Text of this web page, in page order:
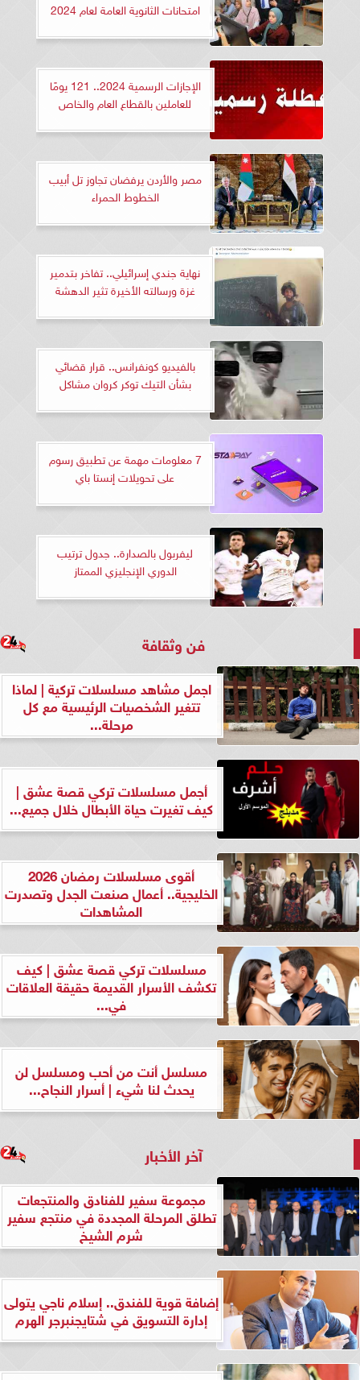
امتحانات الثانوية العامة لعام 2024
الإجازات الرسمية 2024.. 121 يومًا
للعاملين بالقطاع العام والخاص
مصر والأردن يرفضان تجاوز تل أبيب
الخطوط الحمراء
نهاية جندي إسرائيلي.. تفاخر بتدمير
غزة ورسالته الأخيرة تثير الدهشة
بالفيديو كونفرانس.. قرار قضائي
بشأن التيك توكر كروان مشاكل
7 معلومات مهمة عن تطبيق رسوم
على تحويلات إنستا باي
ليفربول بالصدارة.. جدول ترتيب
الدوري الإنجليزي الممتاز
فن وثقافة
اجمل مشاهد مسلسلات تركية | لماذا
تتغير الشخصيات الرئيسية مع كل
مرحلة...
أجمل مسلسلات تركي قصة عشق |
كيف تغيرت حياة الأبطال خلال جميع...
أقوى مسلسلات رمضان 2026
الخليجية.. أعمال صنعت الجدل وتصدرت
المشاهدات
مسلسلات تركي قصة عشق | كيف
تكشف الأسرار القديمة حقيقة العلاقات
في...
مسلسل أنت من أحب ومسلسل لن
يحدث لنا شيء | أسرار النجاح...
آخر الأخبار
مجموعة سفير للفنادق والمنتجعات
تطلق المرحلة المجددة في منتجع سفير
شرم الشيخ
إضافة قوية للفندق.. إسلام ناجي يتولى
إدارة التسويق في شتايجنبرجر الهرم